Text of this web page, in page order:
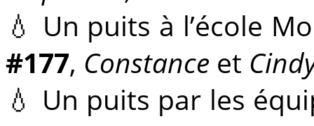
💧 Un puits à l’école
#177, Constance et
💧 Un puits par les